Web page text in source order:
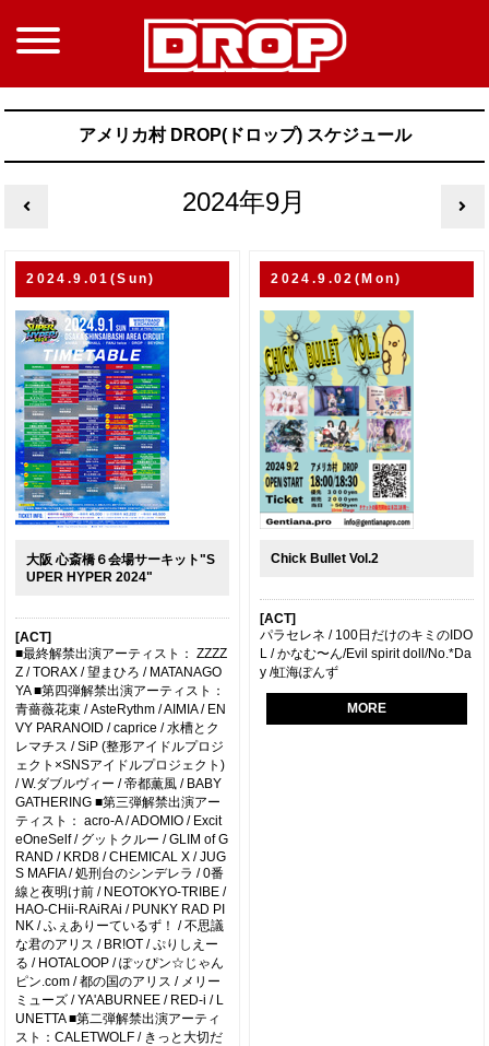
アメリカ村 DROP(ドロップ) スケジュール
2024年9月
2024.9.01(Sun)
大阪 心斎橋６会場サーキット"S
UPER HYPER 2024"
[ACT]
■最終解禁出演アーティスト： ZZZZ
Z / TORAX / 望まひろ / MATANAGO
YA ■第四弾解禁出演アーティスト：
青薔薇花束 / AsteRythm / AIMIA / EN
VY PARANOID / caprice / 水槽とク
レマチス / SiP (整形アイドルプロジ
ェクト×SNSアイドルプロジェクト)
/ W.ダブルヴィー / 帝都薫風 / BABY
GATHERING ■第三弾解禁出演アー
ティスト： acro-A / ADOMIO / Excit
eOneSelf / グットクルー / GLIM of G
RAND / KRD8 / CHEMICAL X / JUG
S MAFIA / 処刑台のシンデレラ / 0番
線と夜明け前 / NEOTOKYO-TRIBE /
HAO-CHii-RAiRAi / PUNKY RAD PI
NK / ふぇありーているず！ / 不思議
な君のアリス / BR!OT / ぷりしえー
る / HOTALOOP / ぽッぴン☆じゃん
ピン.com / 都の国のアリス / メリー
ミューズ / YA'ABURNEE / RED-i / L
UNETTA ■第二弾解禁出演アーティ
スト：CALETWOLF / きっと大切だ
2024.9.02(Mon)
Chick Bullet Vol.2
[ACT]
パラセレネ / 100日だけのキミのIDO
L / かなむ〜ん/Evil spirit doll/No.*Da
y /虹海ぽんず
MORE